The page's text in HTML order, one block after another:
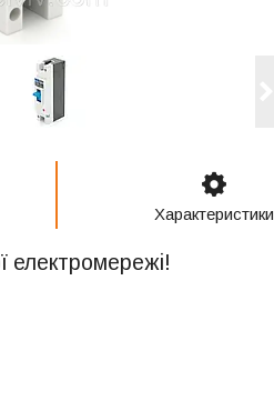
Характеристики
електромережі!